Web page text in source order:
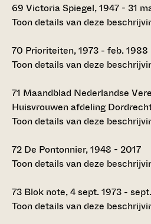
69 Victoria Spiegel, 1947 - 31
Toon details van deze
70 Prioriteiten, 1973 - feb. 1988
Toon details van deze
71 Maandblad Nederlandse
Huisvrouwen afdeling
Toon details van deze
72 De Pontonnier, 1948 - 2017
Toon details van deze
73 Blok note, 4 sept. 1973 -
Toon details van deze